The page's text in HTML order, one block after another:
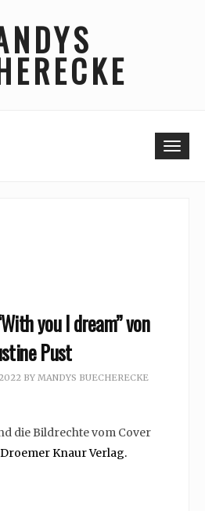
you I dream” von
Pust
BY MANDYS BUECHERECKE
die Bildrechte vom Cover
Knaur Verlag.